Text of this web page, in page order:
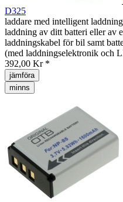
D325
laddare med intelligent
laddning av ditt batteri eller av
laddningskabel för bil samt
(med laddningselektronik och
392,00 Kr *
jämföra
minns